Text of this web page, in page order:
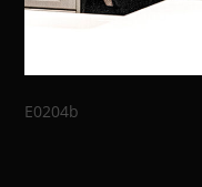
E0204b